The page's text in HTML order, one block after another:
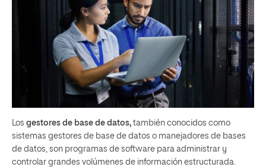
Los gestores de base de datos, también conocidos como
sistemas gestores de base de datos o manejadores de bases
de datos, son programas de software para administrar y
controlar grandes volúmenes de información estructurada.